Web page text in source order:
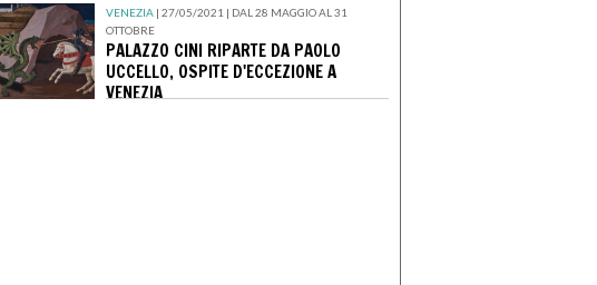
VENEZIA | 27/05/2021 | DAL 28 MAGGIO AL 31
OTTOBRE
PALAZZO CINI RIPARTE DA PAOLO
UCCELLO, OSPITE D'ECCEZIONE A
VENEZIA